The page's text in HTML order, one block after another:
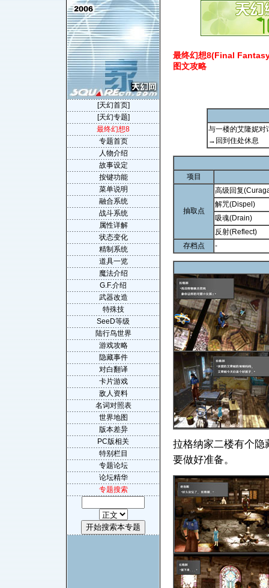
最终幻想8(Final
图文攻略
与一楼的艾隆妮
→回到住处休息
项目
抽取点
高级回复
解咒(Dispel)
吸魂(Drain)
反射(Reflect)
存档点
-
拉格纳家二楼有个隐
要做好准备。
[天幻首页]
[天幻专题]
最终幻想8
专题首页
人物介绍
故事设定
按键功能
菜单说明
融合系统
战斗系统
属性详解
状态变化
精制系统
道具一览
魔法介绍
G.F.介绍
武器改造
特殊技
SeeD等级
陆行鸟世界
游戏攻略
隐藏事件
对白翻译
卡片游戏
敌人资料
名词对照表
世界地图
版本差异
PC版相关
特别栏目
专题论坛
论坛精华
专题搜索